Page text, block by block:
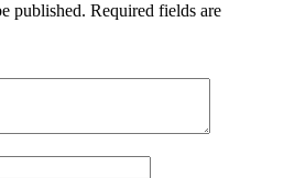
published. Required fields are